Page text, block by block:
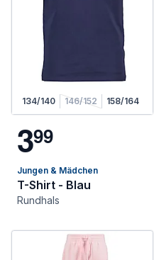
134/140 146/152 158/164
399
Jungen & Mädchen
T-Shirt - Blau
Rundhals